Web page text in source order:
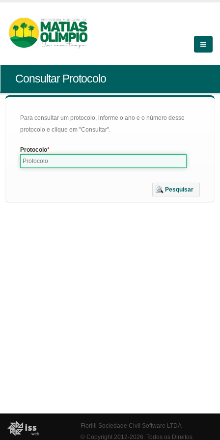
Consultar Protocolo
Para consultar um protocolo, informe o ano e o número desse
protocolo e clique em "Consultar".
Protocolo
Pesquisar
Fiorilli Sociedade Civil Software LTDA
© Copyright 2012-2026. Todos os Direitos